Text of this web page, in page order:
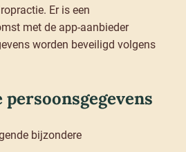
Er is een
met de app-aanbieder
worden beveiligd volgens
bijzondere